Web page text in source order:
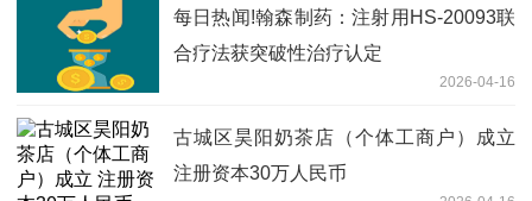
每日热闻!翰森制药：注射用HS-20093联
合疗法获突破性治疗认定
2026-04-16
古城区昊阳奶茶店（个体工商户）成立
注册资本30万人民币